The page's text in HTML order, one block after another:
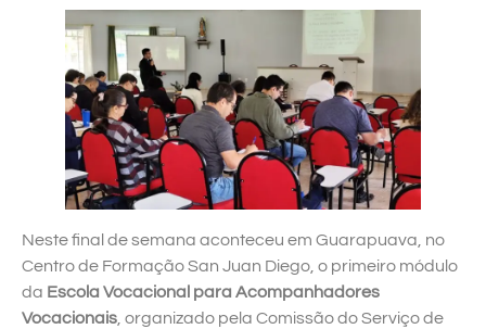
Neste final de semana aconteceu em Guarapuava, no
Centro de Formação San Juan Diego, o primeiro módulo
da Escola Vocacional para Acompanhadores
Vocacionais, organizado pela Comissão do Serviço de